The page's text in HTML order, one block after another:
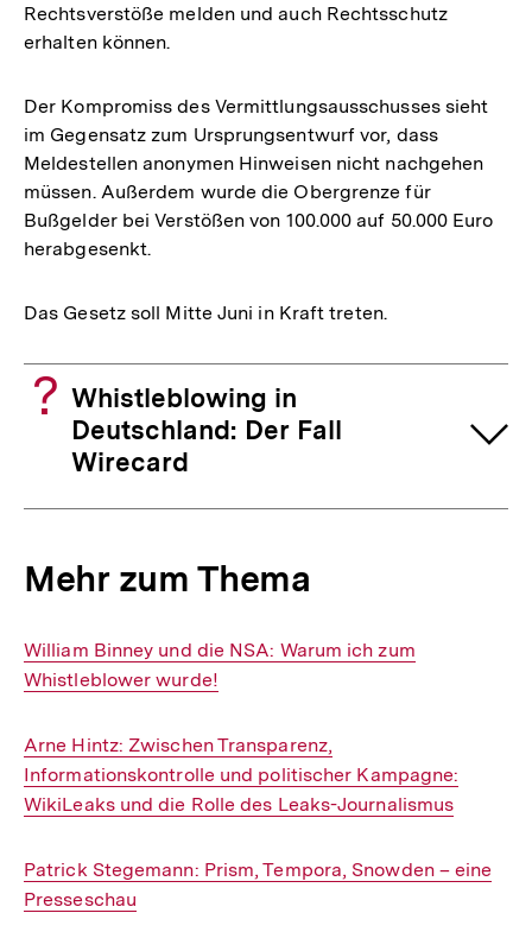
Rechtsverstöße melden und auch Rechtsschutz
erhalten können.
Der Kompromiss des Vermittlungsausschusses sieht
im Gegensatz zum Ursprungsentwurf vor, dass
Meldestellen anonymen Hinweisen nicht nachgehen
müssen. Außerdem wurde die Obergrenze für
Bußgelder bei Verstößen von 100.000 auf 50.000 Euro
herabgesenkt.
Das Gesetz soll Mitte Juni in Kraft treten.
Whistleblowing in
Deutschland: Der Fall
Wirecard
Mehr zum Thema
Interner
Link:
William Binney und die NSA: Warum ich zum
Whistleblower wurde!
Interner
Link:
Arne Hintz: Zwischen Transparenz,
Informationskontrolle und politischer Kampagne:
WikiLeaks und die Rolle des Leaks-Journalismus
Interner
Link:
Patrick Stegemann: Prism, Tempora, Snowden – eine
Presseschau